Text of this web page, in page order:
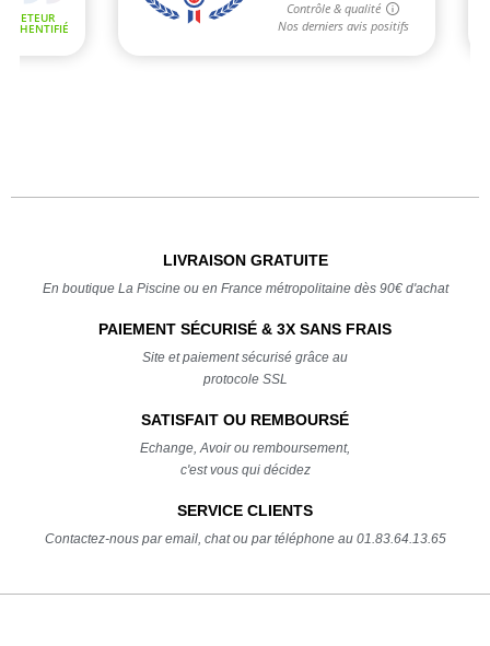
LIVRAISON GRATUITE
En boutique La Piscine ou en France métropolitaine dès 90€ d'achat
PAIEMENT SÉCURISÉ & 3X SANS FRAIS
Site et paiement sécurisé grâce au
protocole SSL
SATISFAIT OU REMBOURSÉ
Echange, Avoir ou remboursement,
c'est vous qui décidez
SERVICE CLIENTS
Contactez-nous par email, chat ou par téléphone au 01.83.64.13.65